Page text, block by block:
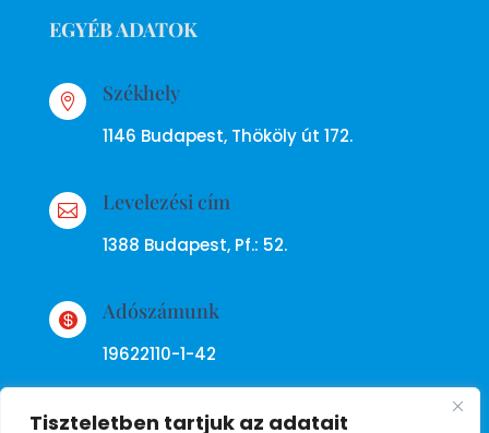
Tiszteletben tartjuk az adatait
EGYÉB ADATOK
 Székhely
1146 Budapest, Thököly út 172.
 Levelezési cím
1388 Budapest, Pf.: 52.
 Adószámunk
19622110-1-42